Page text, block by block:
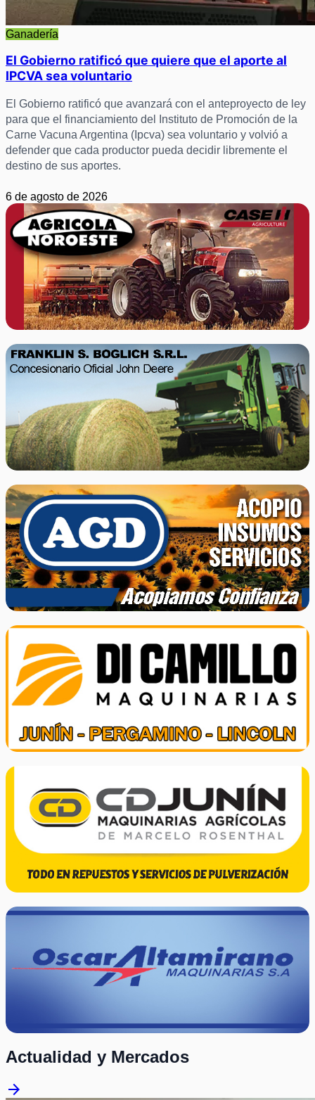
Ganadería
El Gobierno ratificó que quiere que el aporte al
IPCVA sea voluntario
El Gobierno ratificó que avanzará con el anteproyecto de ley
para que el financiamiento del Instituto de Promoción de la
Carne Vacuna Argentina (Ipcva) sea voluntario y volvió a
defender que cada productor pueda decidir libremente el
destino de sus aportes.
6 de agosto de 2026
Actualidad y Mercados
arrow_forward